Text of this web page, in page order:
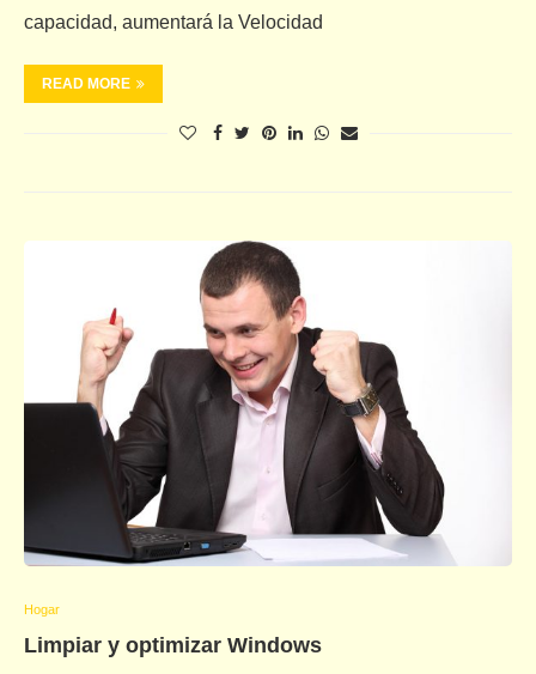
capacidad, aumentará la Velocidad
READ MORE
Hogar
Limpiar y optimizar Windows